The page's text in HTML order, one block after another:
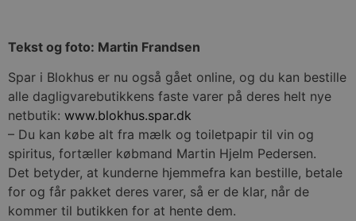
Tekst og foto: Martin Frandsen
Spar i Blokhus er nu også gået online, og du kan bestille
alle dagligvarebutikkens faste varer på deres helt nye
netbutik: www.blokhus.spar.dk
– Du kan købe alt fra mælk og toiletpapir til vin og
spiritus, fortæller købmand Martin Hjelm Pedersen.
Det betyder, at kunderne hjemmefra kan bestille, betale
for og får pakket deres varer, så er de klar, når de
kommer til butikken for at hente dem.